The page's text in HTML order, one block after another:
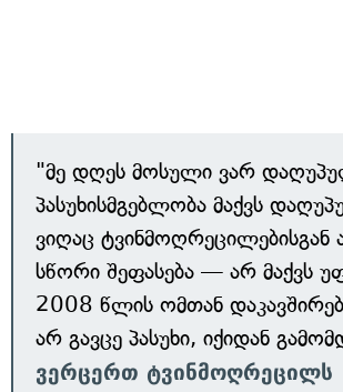
"მე დღეს მოსული ვარ
პასუხისმგებლობა მაქვს
ვიღაც ტვინმოღრეცილებისგან
სწორი შეფასება — არ მაქვს
2008 წლის ომთან
არ გავცე პასუხი, იქიდან
ვერცერთ ტვინმოღრეცილს